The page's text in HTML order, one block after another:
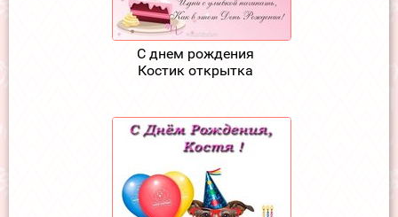
С днем рождения
Костик открытка